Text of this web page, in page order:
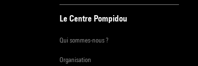
Le Centre Pompidou
Qui sommes-nous ?
Organisation